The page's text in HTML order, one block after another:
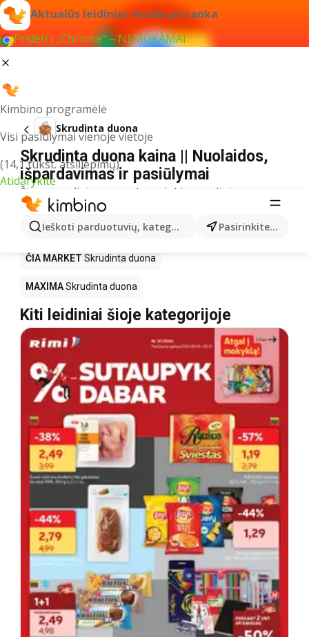
Aktualūs leidiniai visada po ranka
Pridėti į „Chrome“ – NEMOKAMAI
Kimbino programėlė
Visi pasiūlymai vienoje vietoje
(14,1 tūkst. atsiliepimų)
Atidarykite
Ieškoti parduotuvių, kategorijų, produktų... Pasirinkite miestą
Skrudinta duona
Skrudinta duona kaina || Nuolaidos,
išpardavimas ir pasiūlymai
Šiuo pavadinimu neradome jokių rezultatų
Akcija Skrudinta duona – kur
nusipirkti?
ČIA MARKET Skrudinta duona
MAXIMASkrudinta duona
Kiti leidiniai šioje kategorijoje